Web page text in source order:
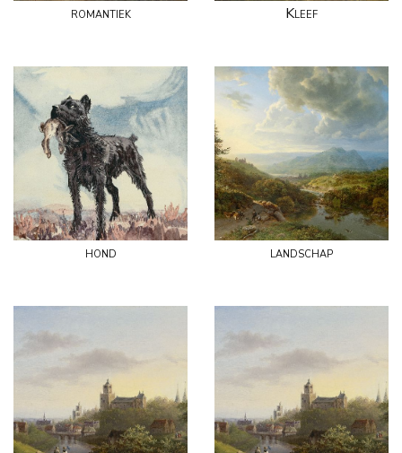
romantiek Kleef
hond landschap